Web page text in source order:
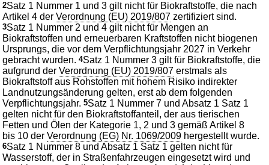
2Satz 1 Nummer 1 und 3 gilt nicht für Biokraftstoffe, die nach
Artikel 4 derVerordnung (EU) 2019/807 zertifiziert sind.
3Satz 1 Nummer 2 und 4 gilt nicht für Mengen an
Biokraftstoffen und erneuerbaren Kraftstoffen nicht biogenen
Ursprungs, die vor dem Verpflichtungsjahr 2027 in Verkehr
gebracht wurden.4Satz 1 Nummer 3 gilt für Biokraftstoffe, die
aufgrund derVerordnung (EU) 2019/807 erstmals als
Biokraftstoff aus Rohstoffen mit hohem Risiko indirekter
Landnutzungsänderung gelten, erst ab dem folgenden
Verpflichtungsjahr.5Satz 1 Nummer 7 und Absatz 1 Satz 1
gelten nicht für den Biokraftstoffanteil, der aus tierischen
Fetten und Ölen der Kategorie 1, 2 und 3 gemäß Artikel 8
bis 10 derVerordnung (EG) Nr. 1069/2009 hergestellt wurde.
6Satz 1 Nummer 8 und Absatz 1 Satz 1 gelten nicht für
Wasserstoff, der in Straßenfahrzeugen eingesetzt wird und